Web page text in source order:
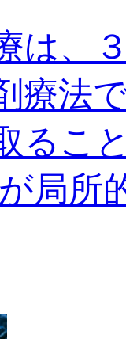
は、
療法
るこ
局所